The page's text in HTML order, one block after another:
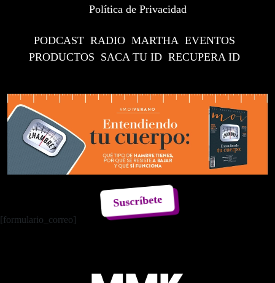
Política de Privacidad
PODCAST RADIO MARTHA EVENTOS
PRODUCTOS SACA TU ID RECUPERA ID
Suscríbete
[formulario_correo]